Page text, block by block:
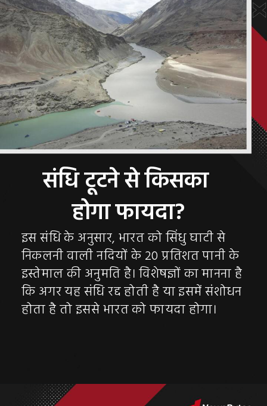
संधि टूटने से किसका
होगा फायदा?
इस संधि के अनुसार, भारत को सिंधु घाटी से
निकलनी वाली नदियों के 20 प्रतिशत पानी के
इस्तेमाल की अनुमति है। विशेषज्ञों का मानना है
कि अगर यह संधि रद्द होती है या इसमें संशोधन